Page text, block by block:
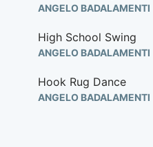
ANGELO BADALAMENTI
High School Swing
ANGELO BADALAMENTI
Hook Rug Dance
ANGELO BADALAMENTI